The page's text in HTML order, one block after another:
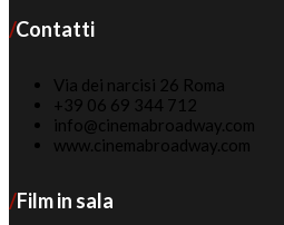
Contatti
Via dei narcisi 26 Roma
+39 06 69 344 712
info@cinemabroadway.com
www.cinemabroadway.com
Film in sala